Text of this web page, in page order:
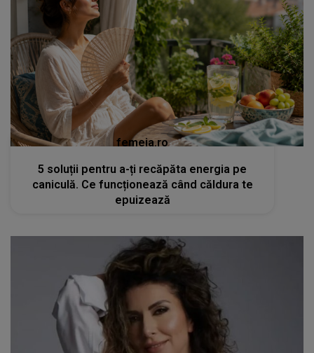
femeia.ro
5 soluții pentru a-ți recăpăta energia pe
caniculă. Ce funcționează când căldura te
epuizează